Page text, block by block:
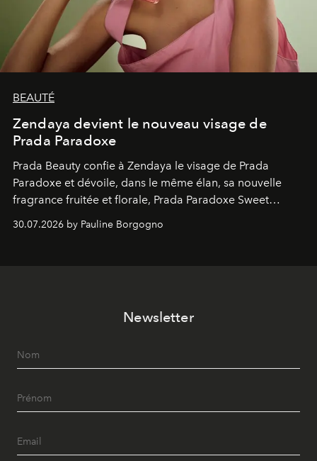
BEAUTÉ
Zendaya devient le nouveau visage de
Prada Paradoxe
Prada Beauty confie à Zendaya le visage de Prada
Paradoxe et dévoile, dans le même élan, sa nouvelle
fragrance fruitée et florale, Prada Paradoxe Sweet
30.07.2026 by Pauline Borgogno
Newsletter